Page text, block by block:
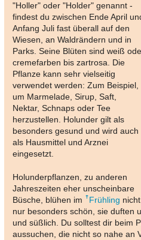
"Holler" oder "Holder" genannt -
findest du zwischen Ende April
Anfang Juli fast überall auf den
Wiesen, an Waldrändern und in
Parks. Seine Blüten sind weiß
cremefarben bis zartrosa. Die
Pflanze kann sehr vielseitig
verwendet werden: Zum Beispiel,
um Marmelade, Sirup, Saft,
Nektar, Schnaps oder Tee
herzustellen. Holunder gilt als
besonders gesund und wird auch
als Hausmittel und Arznei
eingesetzt.
Holunderpflanzen, zu anderen
Jahreszeiten eher unscheinbare
Büsche, blühen im
Frühling nicht
nur besonders schön, sie duften
und süßlich. Du solltest dir beim
aussuchen, die nicht so nahe an